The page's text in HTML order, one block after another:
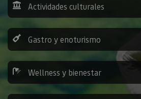
Actividades culturales
Gastro y enoturismo
Wellness y bienestar